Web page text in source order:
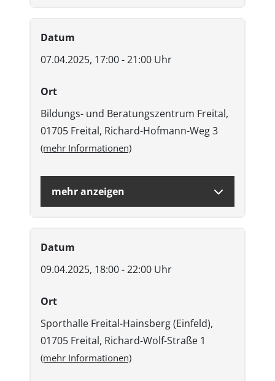
Datum
07.04.2025, 17:00 - 21:00 Uhr
Ort
Bildungs- und Beratungszentrum Freital,
01705 Freital, Richard-Hofmann-Weg 3
(mehr Informationen)
mehr anzeigen
Datum
09.04.2025, 18:00 - 22:00 Uhr
Ort
Sporthalle Freital-Hainsberg (Einfeld),
01705 Freital, Richard-Wolf-Straße 1
(mehr Informationen)